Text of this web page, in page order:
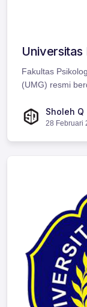
Fakultas
(UMG) resmi
Sholeh Q
28 Februari